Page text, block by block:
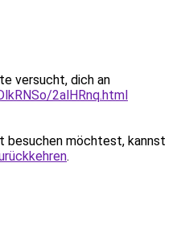
versucht, dich an
2alHRnq.html
besuchen möchtest, kannst
.